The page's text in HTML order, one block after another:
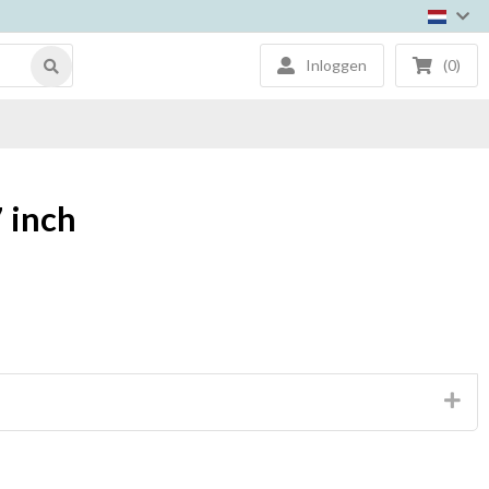
Inloggen (0)
inch